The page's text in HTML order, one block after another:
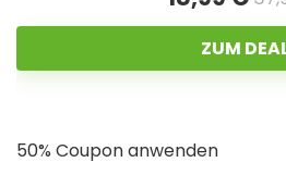
ZUM
50% Coupon anwenden